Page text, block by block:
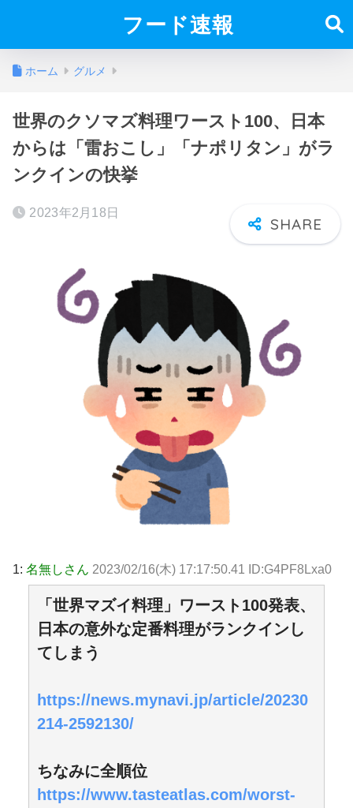
フード速報
ホーム グルメ
世界のクソマズ料理ワースト100、日本
からは「雷おこし」「ナポリタン」がラ
ンクインの快挙
2023年2月18日
1: 名無しさん 2023/02/16(木) 17:17:50.41 ID:G4PF8Lxa0
「世界マズイ料理」ワースト100発表、
日本の意外な定番料理がランクインし
てしまう
https://news.mynavi.jp/article/20230
214-2592130/
ちなみに全順位
https://www.tasteatlas.com/worst-